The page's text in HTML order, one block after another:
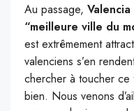
Au passage,
“meilleure ville du
est extrêmement
valenciens s’en
chercher à toucher
bien. Nous venons